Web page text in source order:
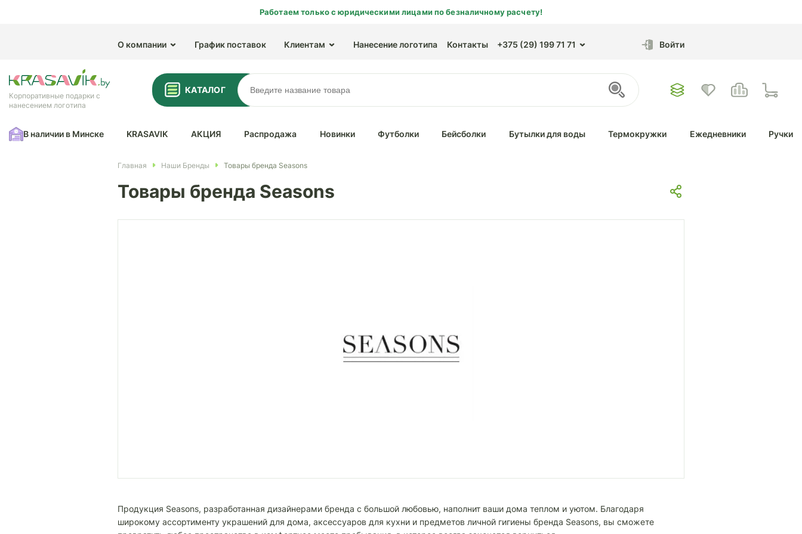
Работаем только с юридическими лицами по безналичному расчету!
О компании График поставок Клиентам Нанесение логотипа Контакты +375 (29) 199 71 71 Войти
Корпоративные подарки с
нанесением логотипа
КАТАЛОГ
В наличии в Минске KRASAVIK АКЦИЯ Распродажа Новинки Футболки Бейсболки Бутылки для воды Термокружки Ежедневники Ручки
Главная Наши Бренды Товары бренда Seasons
Товары бренда Seasons
Продукция Seasons, разработанная дизайнерами бренда с большой любовью, наполнит ваши дома теплом и уютом. Благодаря
широкому ассортименту украшений для дома, аксессуаров для кухни и предметов личной гигиены бренда Seasons, вы сможете